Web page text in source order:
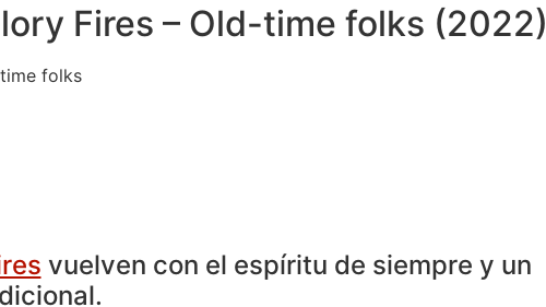
Fires – Old-time folks (2022)
vuelven con el espíritu de siempre y un